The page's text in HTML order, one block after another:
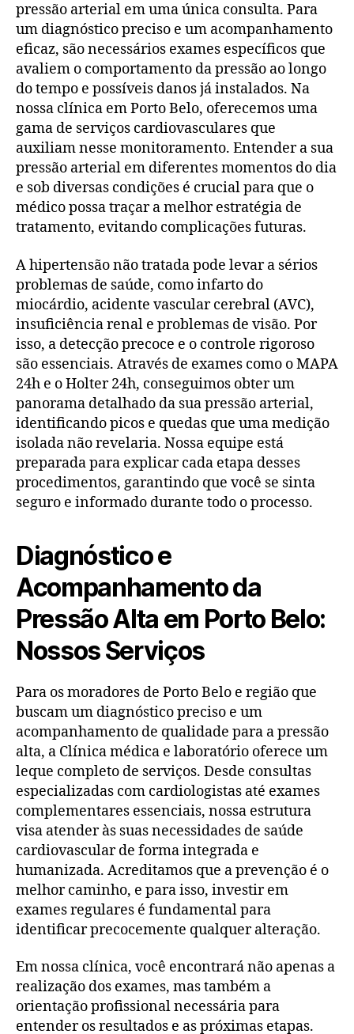
pressão arterial em uma única consulta. Para
um diagnóstico preciso e um acompanhamento
eficaz, são necessários exames específicos que
avaliem o comportamento da pressão ao longo
do tempo e possíveis danos já instalados. Na
nossa clínica em Porto Belo, oferecemos uma
gama de serviços cardiovasculares que
auxiliam nesse monitoramento. Entender a sua
pressão arterial em diferentes momentos do dia
e sob diversas condições é crucial para que o
médico possa traçar a melhor estratégia de
tratamento, evitando complicações futuras.
A hipertensão não tratada pode levar a sérios
problemas de saúde, como infarto do
miocárdio, acidente vascular cerebral (AVC),
insuficiência renal e problemas de visão. Por
isso, a detecção precoce e o controle rigoroso
são essenciais. Através de exames como o MAPA
24h e o Holter 24h, conseguimos obter um
panorama detalhado da sua pressão arterial,
identificando picos e quedas que uma medição
isolada não revelaria. Nossa equipe está
preparada para explicar cada etapa desses
procedimentos, garantindo que você se sinta
seguro e informado durante todo o processo.
Diagnóstico e
Acompanhamento da
Pressão Alta em Porto Belo:
Nossos Serviços
Para os moradores de Porto Belo e região que
buscam um diagnóstico preciso e um
acompanhamento de qualidade para a pressão
alta, a Clínica médica e laboratório oferece um
leque completo de serviços. Desde consultas
especializadas com cardiologistas até exames
complementares essenciais, nossa estrutura
visa atender às suas necessidades de saúde
cardiovascular de forma integrada e
humanizada. Acreditamos que a prevenção é o
melhor caminho, e para isso, investir em
exames regulares é fundamental para
identificar precocemente qualquer alteração.
Em nossa clínica, você encontrará não apenas a
realização dos exames, mas também a
orientação profissional necessária para
entender os resultados e as próximas etapas.